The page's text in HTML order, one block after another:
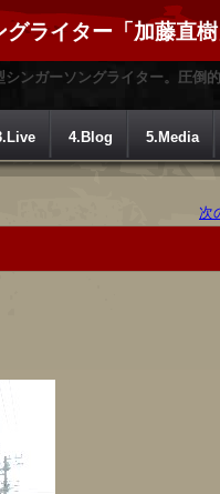
ライター「加藤直
ンガーソングライター。圧倒
4.Blog 5.Media
次